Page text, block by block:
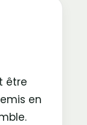
être
en